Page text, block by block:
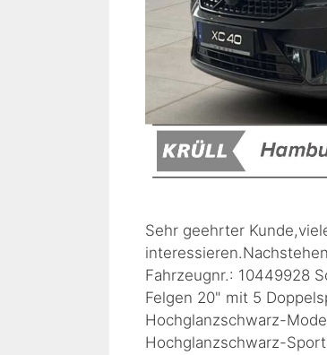
Sehr geehrter
Fahrzeugnr.: 10449928
Felgen 20" mit 5
Hochglanzschwarz-
Hochglanzschwarz-